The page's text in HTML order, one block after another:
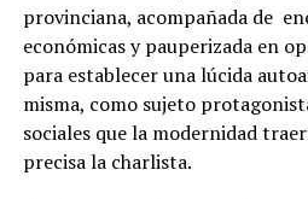
provinciana, acompañada de
económicas y pauperizada en
para establecer una lúcida
misma, como sujeto
sociales que la modernidad
precisa la charlista.